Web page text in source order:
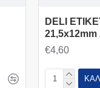
DELI
€4,60